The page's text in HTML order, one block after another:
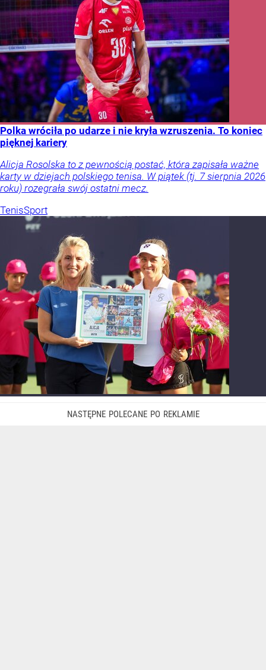
Polka wróciła po udarze i nie kryła wzruszenia. To koniec
pięknej kariery
Alicja Rosolska to z pewnością postać, która zapisała ważne
karty w dziejach polskiego tenisa. W piątek (tj. 7 sierpnia 2026
roku) rozegrała swój ostatni mecz.
TenisSport